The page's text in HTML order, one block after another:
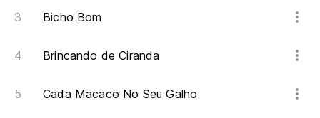
Bicho Bom
Brincando de Ciranda
Cada Macaco No Seu Galho